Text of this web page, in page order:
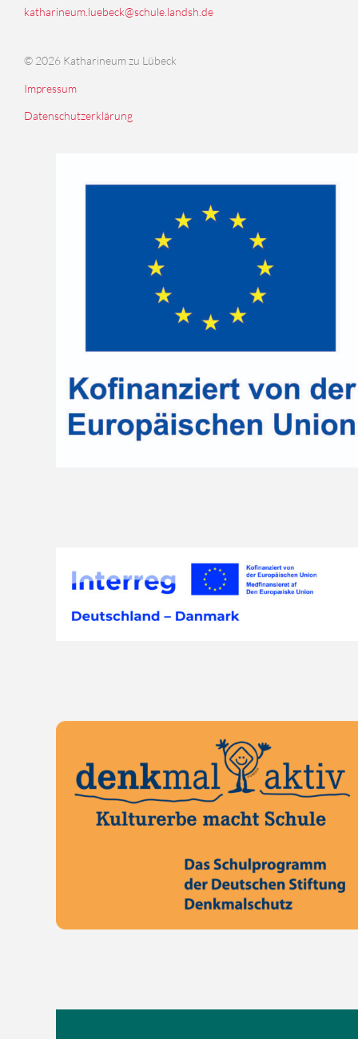
katharineum.luebeck@schule.landsh.de
© 2026 Katharineum zu Lübeck
Impressum
Datenschutzerklärung